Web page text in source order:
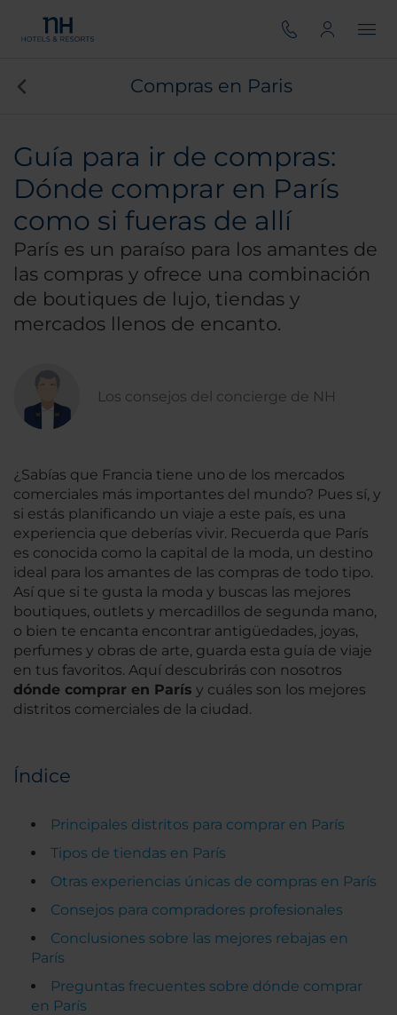
Compras en Paris
Guía para ir de compras:
Dónde comprar en París
como si fueras de allí
París es un paraíso para los amantes de
las compras y ofrece una combinación
de boutiques de lujo, tiendas y
mercados llenos de encanto.
Los consejos del concierge de NH
¿Sabías que Francia tiene uno de los mercados
comerciales más importantes del mundo? Pues sí, y
si estás planificando un viaje a este país, es una
experiencia que deberías vivir. Recuerda que París
es conocida como la capital de la moda, un destino
ideal para los amantes de las compras de todo tipo.
Así que si te gusta la moda y buscas las mejores
boutiques, outlets y mercadillos de segunda mano,
o bien te encanta encontrar antigüedades, joyas,
perfumes y obras de arte, guarda esta guía de viaje
en tus favoritos. Aquí descubrirás con nosotros
dónde comprar en París y cuáles son los mejores
distritos comerciales de la ciudad.
Índice
Principales distritos para comprar en París
Tipos de tiendas en París
Otras experiencias únicas de compras en París
Consejos para compradores profesionales
Conclusiones sobre las mejores rebajas en
París
Preguntas frecuentes sobre dónde comprar
en París